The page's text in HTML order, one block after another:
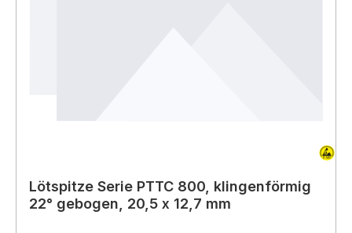
Lötspitze Serie PTTC 800, klingenförmig
22° gebogen, 20,5 x 12,7 mm